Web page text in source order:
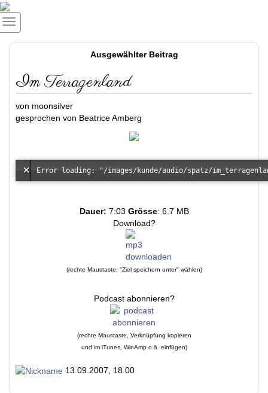
Ausgewählter Beitrag
Im Terragenland
von moonsilver
gesprochen von Beatrice Amberg
Dauer: 7:03 Grösse: 6.7 MB
Download?
(rechte Maustaste, "Ziel speichern unter" wählen)
Podcast abonnieren?
(rechte Maustaste, Verknüpfung kopieren
und im iTunes, WinAmp o.ä. einfügen)
13.09.2007, 18.00